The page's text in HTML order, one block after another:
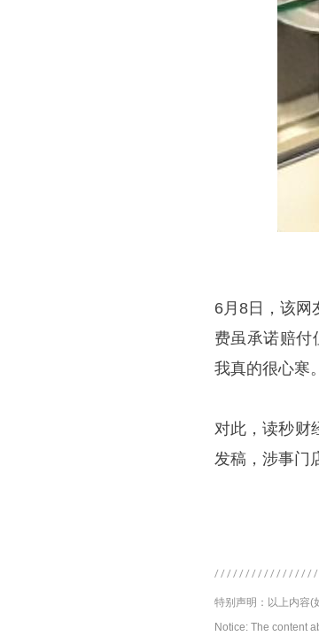
6月8日，该网
费虽承诺赔付
我真的很心寒
对此，读秒财
发稿，涉事门
特别声明：以上内容(
Notice: The content